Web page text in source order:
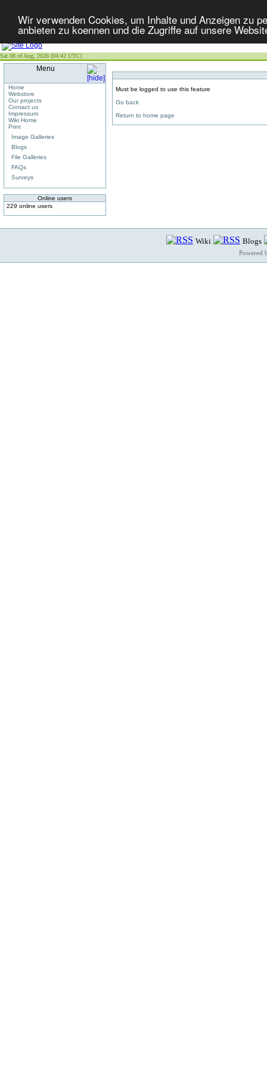
Wir verwenden Cookies, um Inhalte und Anzeigen zu
anbieten zu koennen und die Zugriffe auf unsere
Sat 08 of Aug, 2026 [04:42 UTC]
Menu
Home
Webstore
Our projects
Contact us
Impressum
Wiki Home
Print
Image Galleries
Blogs
File Galleries
FAQs
Surveys
Online users
229 online users
Must be logged to use this feature
Go back
Return to home page
Wiki Blogs
Powered